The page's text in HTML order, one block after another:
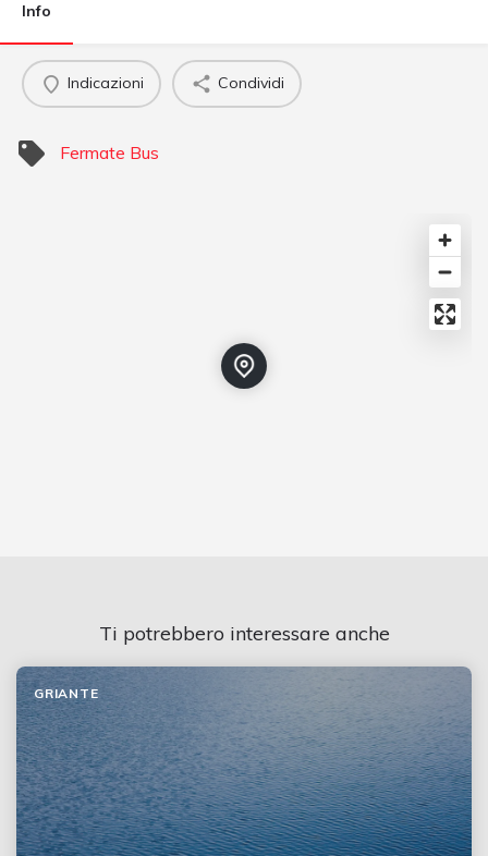
Info
Indicazioni Condividi
Fermate Bus
Ti potrebbero interessare anche
GRIANTE